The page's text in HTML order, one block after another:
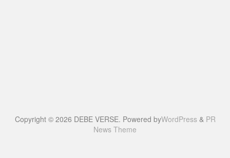
Copyright © 2026 DEBE VERSE. Powered byWordPress& PR
News Theme